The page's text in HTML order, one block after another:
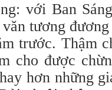
với Ban
tương
trước. Thậm
cho được
hơn những